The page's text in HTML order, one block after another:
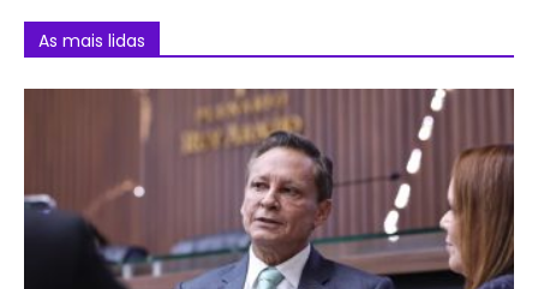
As mais lidas